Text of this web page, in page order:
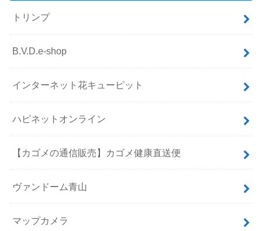
トリンプ
B.V.D.e-shop
インターネット花キューピット
ハピネットオンライン
【カゴメの通信販売】カゴメ健康直送便
ヴァンドーム青山
マップカメラ